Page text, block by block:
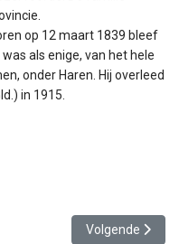
op 12 maart 1839 bleef
als enige, van het hele
onder Haren. Hij overleed
in 1915.
Appèlbergen Volgende
Volgende